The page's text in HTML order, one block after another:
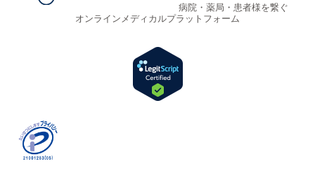
病院・薬局・患者様を繋ぐ
オンラインメディカルプラットフォーム